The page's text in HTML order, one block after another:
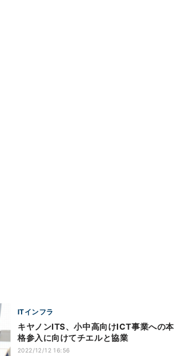
ITインフラ
キヤノンITS、小中高向けICT事業への本
格参入に向けてチエルと協業
2022/12/12 16:56